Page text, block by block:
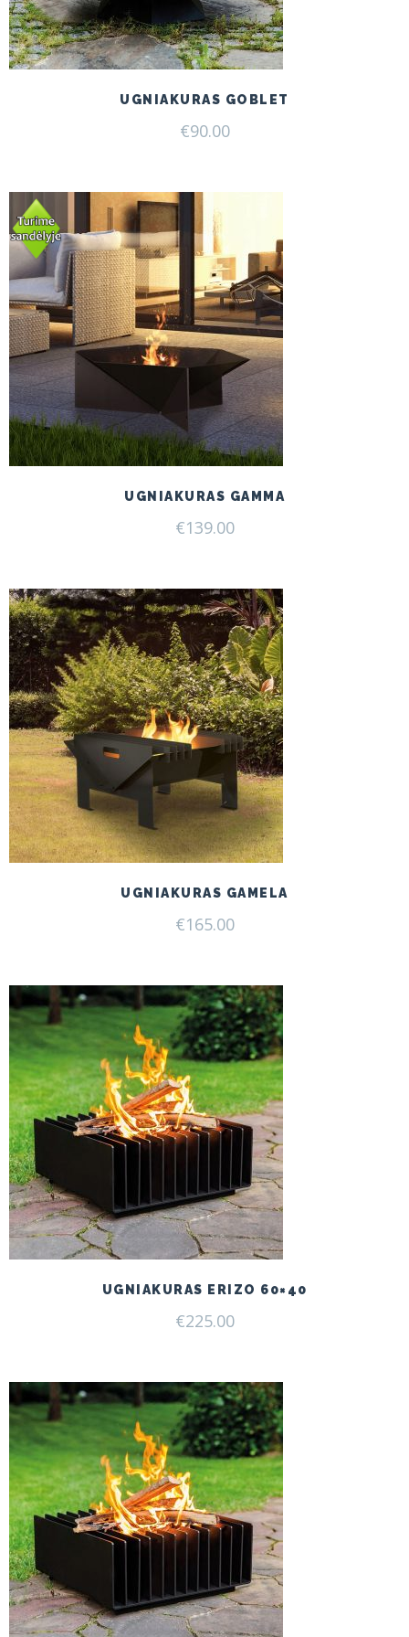
UGNIAKURAS GOBLET
€90.00
UGNIAKURAS GAMMA
€139.00
UGNIAKURAS GAMELA
€165.00
UGNIAKURAS ERIZO 60×40
€225.00